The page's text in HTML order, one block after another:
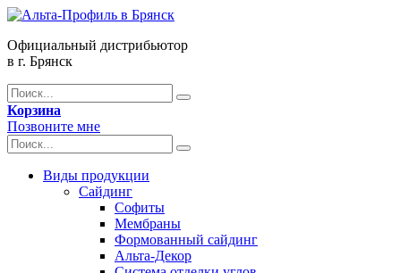
Официальный дистрибьютор
в г. Брянск
Корзина
Позвоните мне
Виды продукции
Сайдинг
Софиты
Мембраны
Формованный сайдинг
Альта-Декор